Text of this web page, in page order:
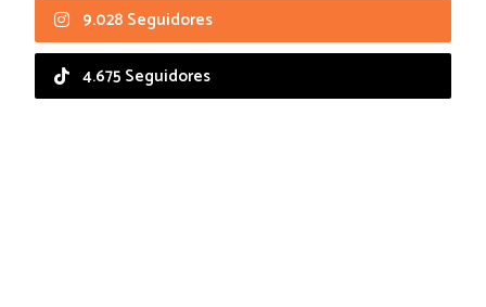
9.028 Seguidores
4.675 Seguidores